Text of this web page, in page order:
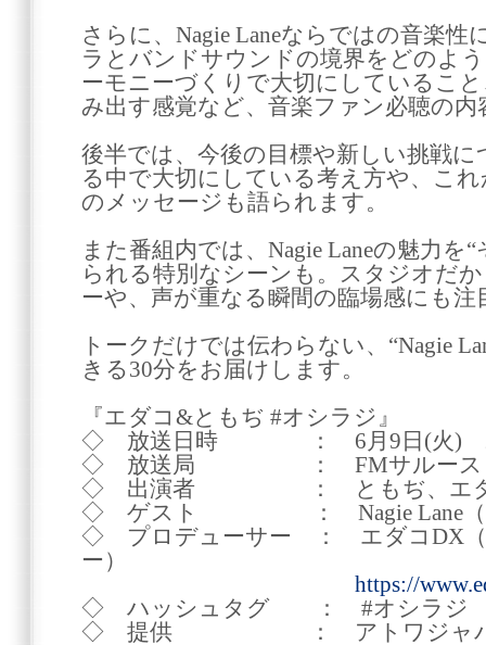
さらに、Nagie Laneならではの音楽
ラとバンドサウンドの境界をどのよ
ーモニーづくりで大切にしていること
み出す感覚など、音楽ファン必聴の
後半では、今後の目標や新しい挑戦
る中で大切にしている考え方や、こ
のメッセージも語られます。
また番組内では、Nagie Laneの魅力を
られる特別なシーンも。スタジオだ
ーや、声が重なる瞬間の臨場感にも注
トークだけでは伝わらない、“Nagie
きる30分をお届けします。
『エダコ&ともぢ #オシラジ』
◇ 放送日時 ： 6月9日(火)
◇ 放送局 ： FMサルース
◇ 出演者 ： ともぢ、エダ
◇ ゲスト ： Nagie Lane（
◇ プロデューサー ： エダコDX（
ー）
https://
◇ ハッシュタグ ： #オシラジ
◇ 提供 ： アトワジャパン